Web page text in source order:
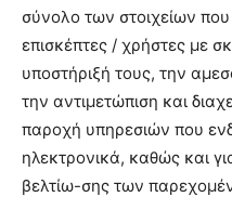
σύνολο των στοιχείων που
επισκέπτες / χρήστες με
υποστήριξή τους, την
την αντιμετώπιση και
παροχή υπηρεσιών που
ηλεκτρονικά, καθώς και
βελτίω-σης των